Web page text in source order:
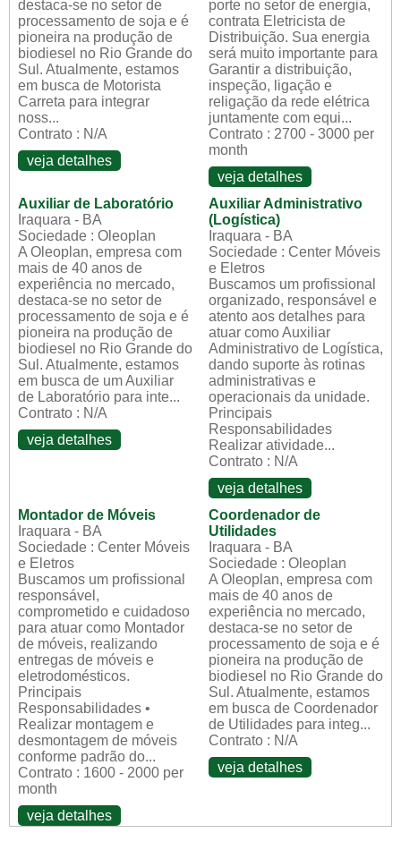
destaca-se no setor de
processamento de soja e é
pioneira na produção de
biodiesel no Rio Grande do
Sul. Atualmente, estamos
em busca de Motorista
Carreta para integrar
noss...
Contrato : N/A
veja detalhes
porte no setor de energia,
contrata Eletricista de
Distribuição. Sua energia
será muito importante para
Garantir a distribuição,
inspeção, ligação e
religação da rede elétrica
juntamente com equi...
Contrato : 2700 - 3000 per
month
veja detalhes
Auxiliar de Laboratório
Iraquara - BA
Sociedade : Oleoplan
A Oleoplan, empresa com
mais de 40 anos de
experiência no mercado,
destaca-se no setor de
processamento de soja e é
pioneira na produção de
biodiesel no Rio Grande do
Sul. Atualmente, estamos
em busca de um Auxiliar
de Laboratório para inte...
Contrato : N/A
veja detalhes
Auxiliar Administrativo
(Logística)
Iraquara - BA
Sociedade : Center Móveis
e Eletros
Buscamos um profissional
organizado, responsável e
atento aos detalhes para
atuar como Auxiliar
Administrativo de Logística,
dando suporte às rotinas
administrativas e
operacionais da unidade.
Principais
Responsabilidades
Realizar atividade...
Contrato : N/A
veja detalhes
Montador de Móveis
Iraquara - BA
Sociedade : Center Móveis
e Eletros
Buscamos um profissional
responsável,
comprometido e cuidadoso
para atuar como Montador
de móveis, realizando
entregas de móveis e
eletrodomésticos.
Principais
Responsabilidades •
Realizar montagem e
desmontagem de móveis
conforme padrão do...
Contrato : 1600 - 2000 per
month
veja detalhes
Coordenador de
Utilidades
Iraquara - BA
Sociedade : Oleoplan
A Oleoplan, empresa com
mais de 40 anos de
experiência no mercado,
destaca-se no setor de
processamento de soja e é
pioneira na produção de
biodiesel no Rio Grande do
Sul. Atualmente, estamos
em busca de Coordenador
de Utilidades para integ...
Contrato : N/A
veja detalhes